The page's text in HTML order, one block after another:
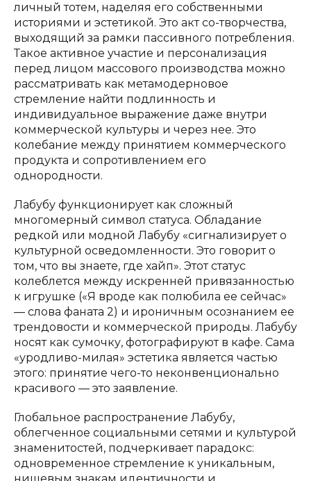
личный тотем, наделяя его собственными
историями и эстетикой. Это акт со-творчества,
выходящий за рамки пассивного потребления.
Такое активное участие и персонализация
перед лицом массового производства можно
рассматривать как метамодерновое
стремление найти подлинность и
индивидуальное выражение даже внутри
коммерческой культуры и через нее. Это
колебание между принятием коммерческого
продукта и сопротивлением его
однородности.
Лабубу функционирует как сложный
многомерный символ статуса. Обладание
редкой или модной Лабубу «сигнализирует о
культурной осведомленности. Это говорит о
том, что вы знаете, где хайп». Этот статус
колеблется между искренней привязанностью
к игрушке («Я вроде как полюбила ее сейчас»
— слова фаната 2) и ироничным осознанием ее
трендовости и коммерческой природы. Лабубу
носят как сумочку, фотографируют в кафе. Сама
«уродливо-милая» эстетика является частью
этого: принятие чего-то неконвенционально
красивого — это заявление.
Глобальное распространение Лабубу,
облегченное социальными сетями и культурой
знаменитостей, подчеркивает парадокс:
одновременное стремление к уникальным,